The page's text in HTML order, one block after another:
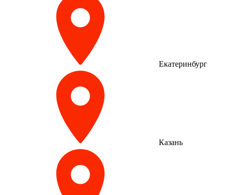
Екатеринбург
Казань